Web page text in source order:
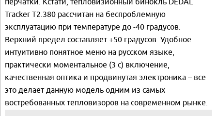
Tracker Т2.380 рассчитан на беспроблемную
эксплуатацию при температуре до -40 градусов.
Верхний предел составляет +50 градусов. Удобное
интуитивно понятное меню на русском языке,
практически моментальное (3 с) включение,
качественная оптика и продвинутая электроника – всё
это делает данную модель одним из самых
востребованных тепловизоров на современном рынке.